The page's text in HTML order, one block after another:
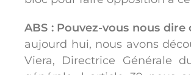
ABS : Pouvez-vous nous
aujourd hui, nous avons
Viera, Directrice Générale